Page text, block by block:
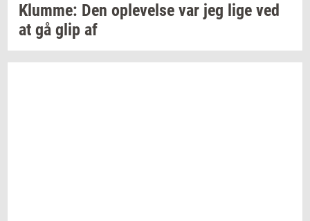
Klum­me: Den op­le­vel­se var jeg lige ved
at gå glip af